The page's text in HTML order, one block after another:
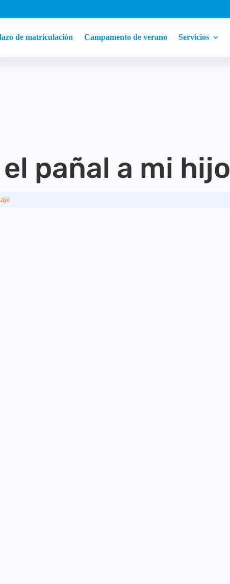
de matriculación Campamento de verano Servicios
pañal a mi hijo